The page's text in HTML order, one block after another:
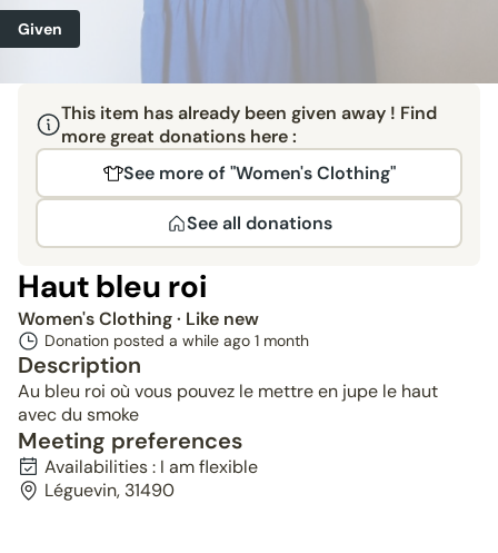
Given
This item has already been given away ! Find
more great donations here :
See more of "Women's Clothing"
See all donations
Haut bleu roi
Women's Clothing· Like new
Donation posted a while ago 1 month
Description
Au bleu roi où vous pouvez le mettre en jupe le haut
avec du smoke
Meeting preferences
Availabilities : I am flexible
Léguevin, 31490